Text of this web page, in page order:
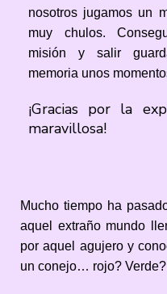
nosotros jugamos un
muy chulos.
misión y salir
memoria unos
¡Gracias por la
maravillosa!
Mucho tiempo ha
aquel extraño mundo
por aquel agujero y
un conejo… rojo? Verde?